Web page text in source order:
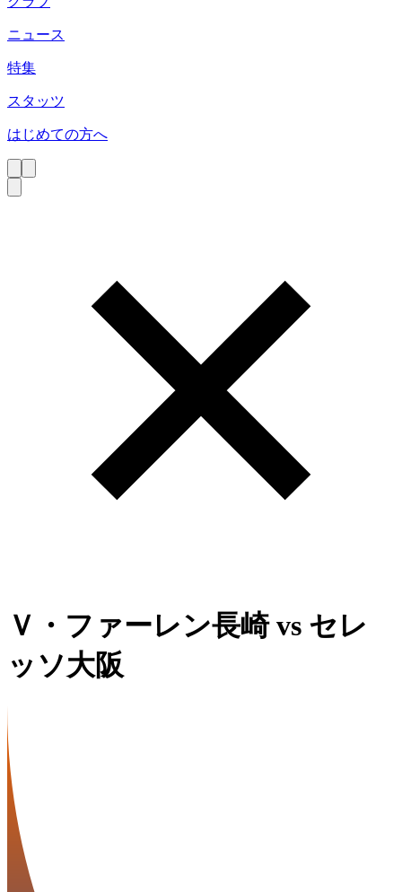
ニュース
特集
スタッツ
はじめての方へ
Ｖ・ファーレン長崎vs セレ
ッソ大阪